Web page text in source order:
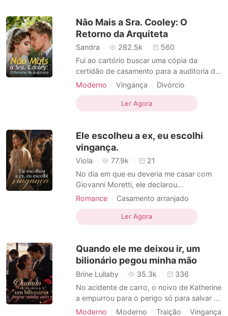
rosto deformado onde
Não Mais a Sra. Cooley: O
Retorno da Arquiteta
Sandra 282.5k
560
Fui ao cartório buscar uma cópia da
certidão de casamento para a auditoria do
fundo fiduciário do meu marido, achando
funcionário me olhou com pena e soltou a
bomba: "Não há registro. O documento
senhora é solteira." Tentei argume
Moderno Vingança
Divórcio
Com foco em mulheres
Ler Agora
Ele escolheu a ex, eu escolhi
vingança.
Viola 77.9k
21
No dia em que eu deveria me casar com
Giovanni Moretti, ele declarou
publicamente que eu era a garota do seu
último minuto. Sua ex, Sofia, sofreu um
acidente de carro e perdeu a memória, que
estavam perdidamente apaixonado
Romance
Casamento arranjado
Traição
Vingança Gravidez
Ler Agora
Quando ele me deixou ir, um
bilionário pegou minha mão
Brine Lullaby 35.3k
336
No acidente de carro, o noivo de Katherine
a empurrou para o perigo só para salvar a
filha da empregada, destruindo todas as
Moderno Moderno Traição Vingança